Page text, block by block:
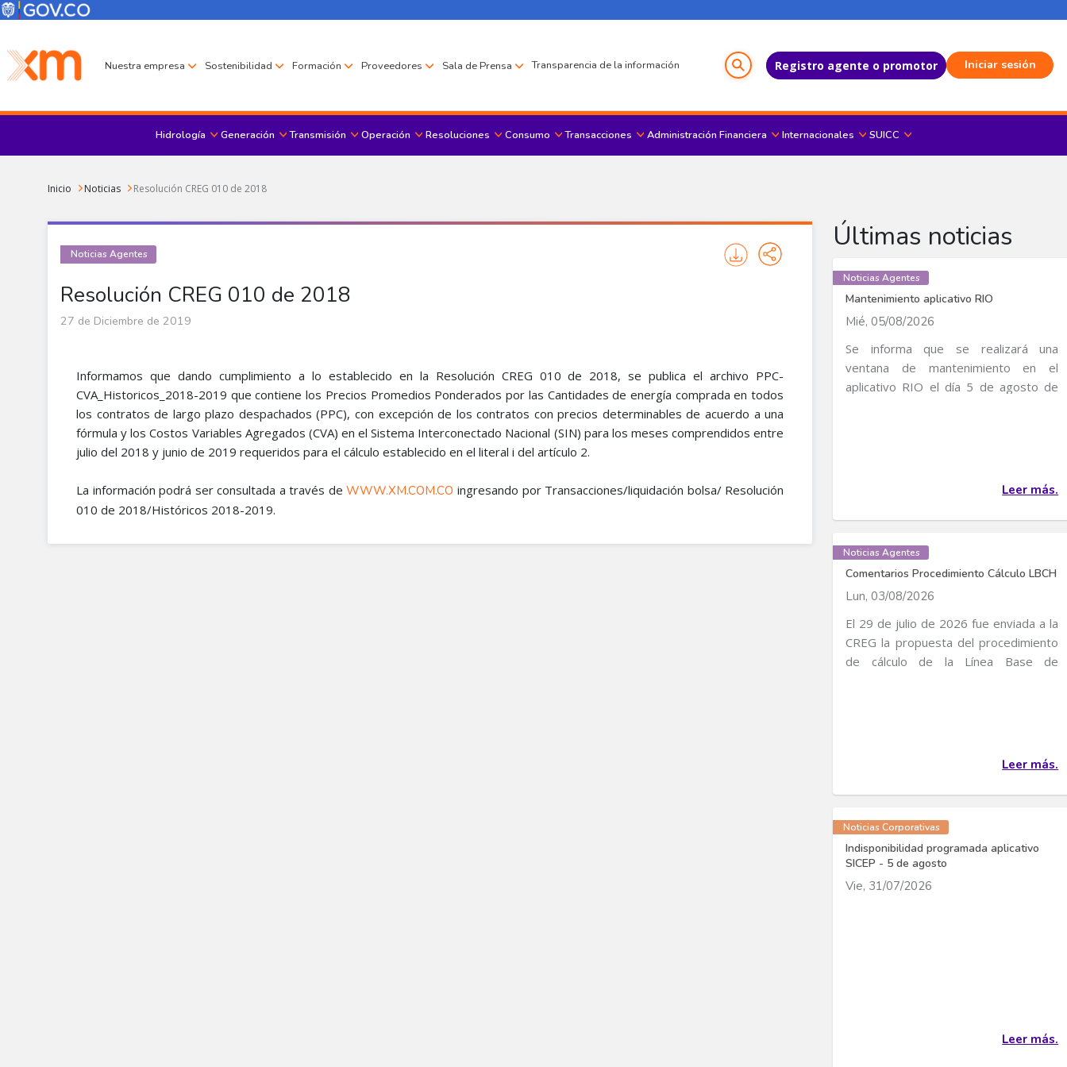
Pasar al contenido principal
Menú Corporativo
Menú de encabezado
Nuestra empresa Sostenibilidad Formación Proveedores Sala de Prensa Transparencia de la información Registro agente o promotor Iniciar sesión
Menu principal
Hidrología Generación Transmisión Operación Resoluciones Consumo Transacciones Administración Financiera Internacionales SUICC
Sobrescribir enlaces de ayuda a la navegación
Inicio Noticias Resolución CREG 010 de 2018
Resolución CREG 010 de 2018
Noticias Agentes
27 de Diciembre de 2019
Informamos que dando cumplimiento a lo establecido en la Resolución CREG 010 de 2018, se publica el archivo PPC-
CVA_Historicos_2018-2019 que contiene los Precios Promedios Ponderados por las Cantidades de energía comprada en todos
los contratos de largo plazo despachados (PPC), con excepción de los contratos con precios determinables de acuerdo a una
fórmula y los Costos Variables Agregados (CVA) en el Sistema Interconectado Nacional (SIN) para los meses comprendidos entre
julio del 2018 y junio de 2019 requeridos para el cálculo establecido en el literal i del artículo 2.
La información podrá ser consultada a través deWWW.XM.COM.CO ingresando por Transacciones/liquidación bolsa/ Resolución
010 de 2018/Históricos 2018-2019.
Últimas noticias
Noticias Agentes
Mantenimiento aplicativo RIO
Mié, 05/08/2026
Se informa que se realizará una
ventana de mantenimiento en el
aplicativo RIO el día 5 de agosto de
Leer más.
Noticias Agentes
Comentarios Procedimiento Cálculo LBCH
Lun, 03/08/2026
El 29 de julio de 2026 fue enviada a la
CREG la propuesta del procedimiento
de cálculo de la Línea Base de
Leer más.
Noticias Corporativas
Indisponibilidad programada aplicativo
SICEP - 5 de agosto
Vie, 31/07/2026
Leer más.